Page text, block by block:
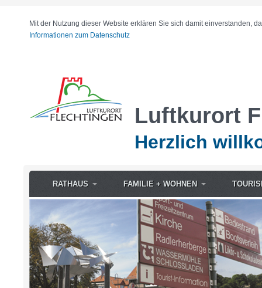
Mit der Nutzung dieser Website erklären Sie sich damit einverstanden,
Informationen zum Datenschutz
Luftkurort
Herzlich
RATHAUS FAMILIE + WOHNEN